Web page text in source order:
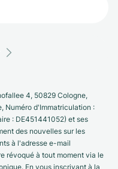
4, 50829 Cologne,
Numéro d'Immatriculation :
: DE451441052) et ses
des nouvelles sur les
à l'adresse e-mail
révoqué à tout moment via le
En vous inscrivant à la